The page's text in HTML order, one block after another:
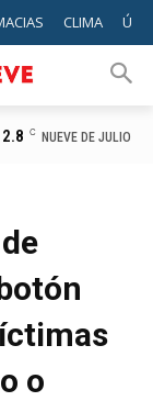
CLIMA
C NUEVE DE JULIO
o